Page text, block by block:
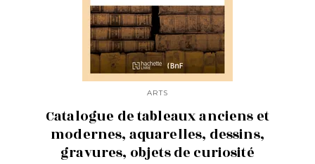
ARTS
Catalogue de tableaux anciens et
modernes, aquarelles, dessins,
gravures, objets de curiosité